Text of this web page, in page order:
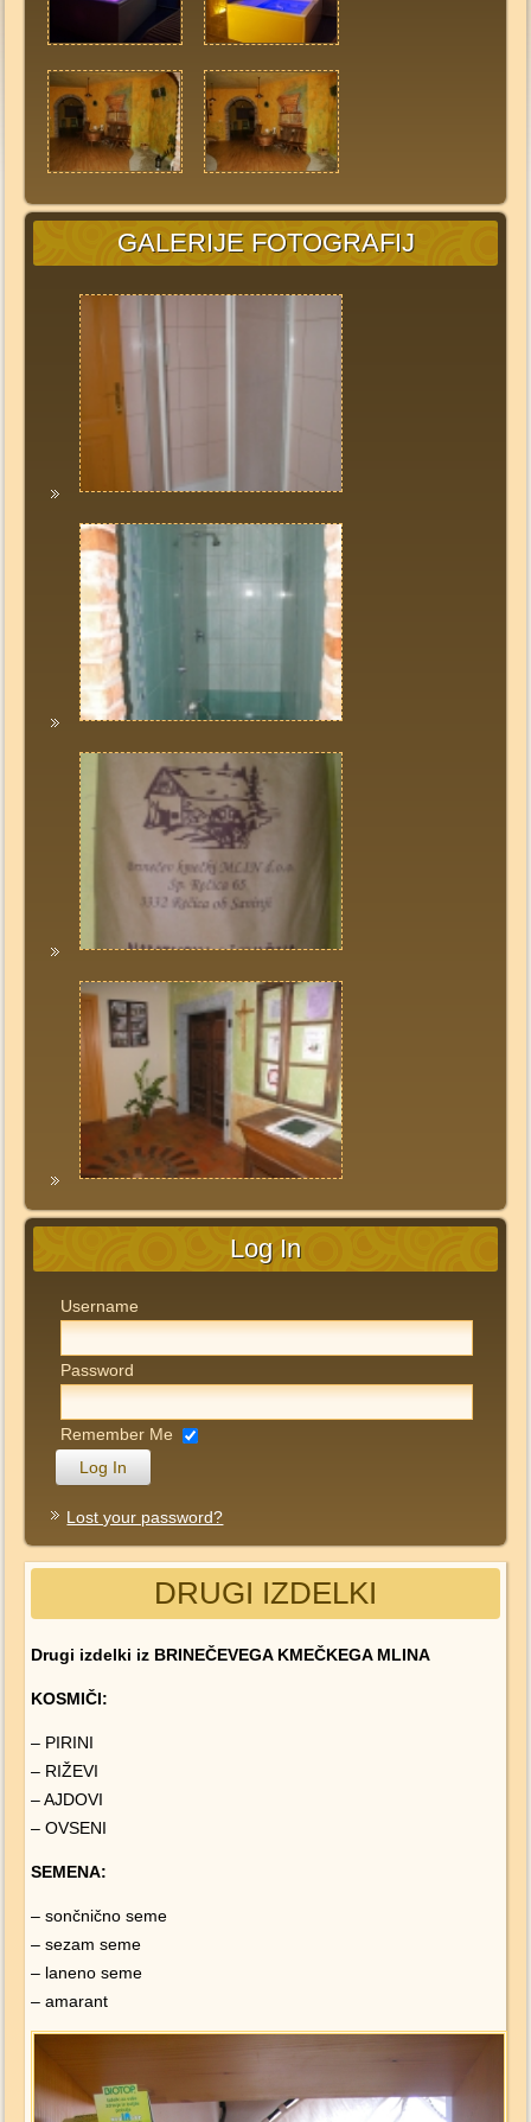
GALERIJE FOTOGRAFIJ
Log In
Username
Password
Remember Me
Lost your password?
DRUGI IZDELKI
Drugi izdelki iz BRINEČEVEGA KMEČKEGA MLINA
KOSMIČI:
– PIRINI
– RIŽEVI
– AJDOVI
– OVSENI
SEMENA:
– sončnično seme
– sezam seme
– laneno seme
– amarant